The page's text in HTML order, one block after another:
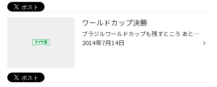
ワールドカップ決勝
ブラジルワールドカップも残すところ あと1試合になりました。 どちらが勝つのだろうというところで 試合観戦しましたがお互いに良い試合でしたね。 次の4年後はどんな日本チームになっているのでしょうか？ 頑張ろう日本!!
2014年7月14日